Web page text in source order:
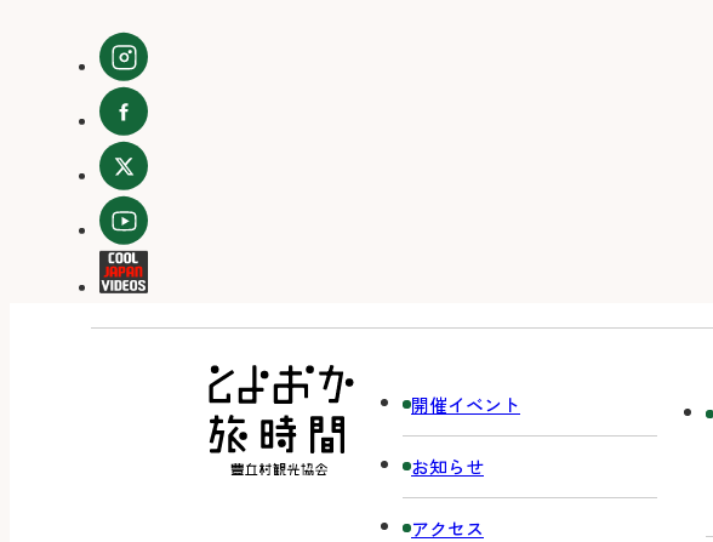
開催イベント
お知らせ
アクセス